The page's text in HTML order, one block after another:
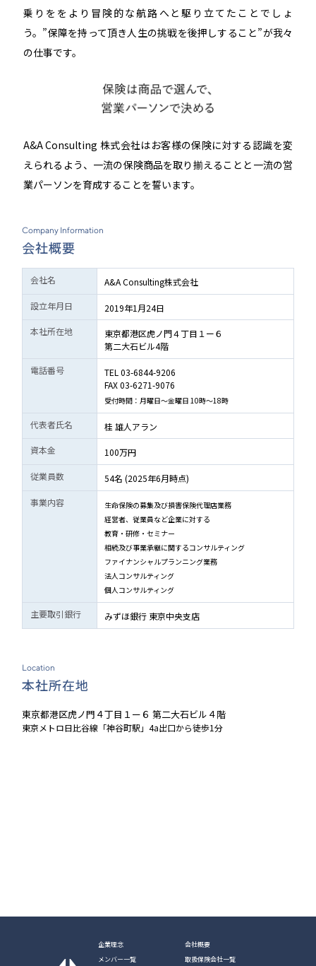
乗りををより冒険的な航路へと駆り立てたことでしょ
う。”保障を持って頂き人生の挑戦を後押しすること”が我々
の仕事です。
A&A Consulting 株式会社はお客様の保険に対する認識を変
えられるよう、一流の保険商品を取り揃えることと一流の営
業パーソンを育成することを誓います。
Company Information
会社概要
会社名
A&A Consulting株式会社
設立年月日
2019年1月24日
本社所在地
東京都港区虎ノ門４丁目１ー６
第二大石ビル4階
電話番号
TEL 03-6844-9206
FAX 03-6271-9076
受付時間：月曜日～金曜日 10時～18時
代表者氏名
桂 雄人アラン
資本金
100万円
従業員数
54名 (2025年6月時点)
事業内容
生命保険の募集及び損害保険代理店業務
経営者、従業員など企業に対する
教育・研修・セミナー
相続及び事業承継に関するコンサルティング
ファイナンシャルプランニング業務
法人コンサルティング
個人コンサルティング
主要取引銀行 みずほ銀行 東京中央支店
Location
本社所在地
東京都港区虎ノ門４丁目１ー６ 第二大石ビル４階
東京メトロ日比谷線「神谷町駅」4a出口から徒歩1分
企業理念
会社概要
メンバー一覧
取扱保険会社一覧